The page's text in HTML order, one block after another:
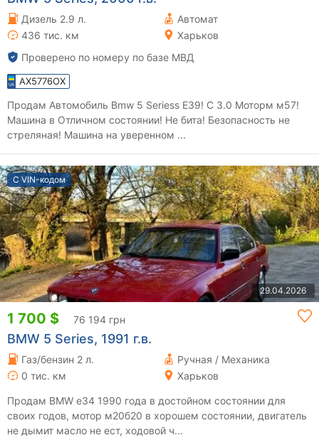
Дизель 2.9 л.
Автомат
436 тис. км
Харьков
Проверено по номеру по базе МВД
AX5776OX
Продам Автомобиль Bmw 5 Seriess E39! С 3.0 Моторм м57!
Машина в Отличном состоянии! Не бита! Безопасность не
стреляная! Машина на уверенном ...
С VIN-кодом
29.04.2026
1 700 $ 76 194 грн
BMW 5 Series, 1991 г.в.
Газ/бензин 2 л.
Ручная / Механика
0 тис. км
Харьков
Продам BMW e34 1990 года в достойном состоянии для
своих годов, мотор м20б20 в хорошем состоянии, двигатель
не дымит масло не ест, ходовой ч...